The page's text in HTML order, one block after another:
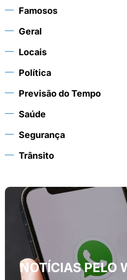
Famosos
Geral
Locais
Política
Previsão do Tempo
Saúde
Segurança
Trânsito
NOTÍCIAS PELO